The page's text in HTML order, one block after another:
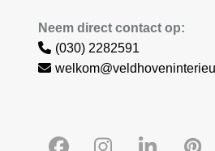
Neem direct contact op:
(030) 2282591